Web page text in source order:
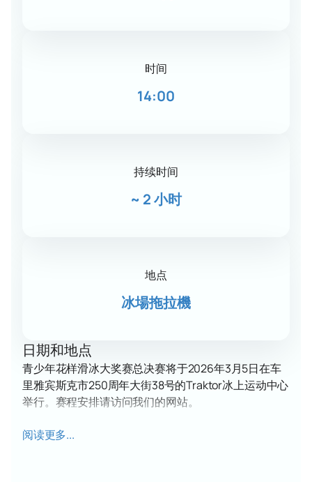
时间
14:00
持续时间
~ 2 小时
地点
冰場拖拉機
日期和地点
青少年花样滑冰大奖赛总决赛将于2026年3月5日在车
里雅宾斯克市250周年大街38号的Traktor冰上运动中心
举行。赛程安排请访问我们的网站。
观众将欣赏到来自全国各地年轻运动员带来的全新体育
阅读更多...